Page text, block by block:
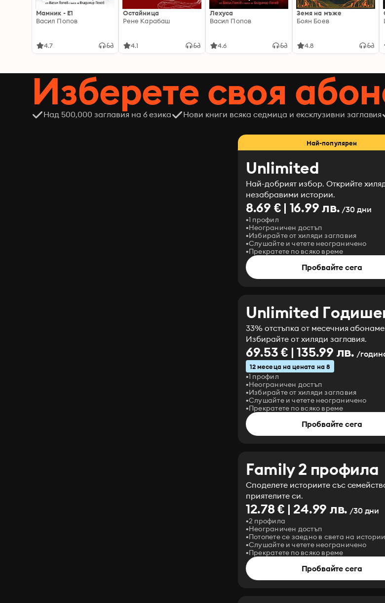
Мамник - E1
Васил Попов
4.7
Остайница
Рене Карабаш
4.1
Лехуса
Васил Попов
4.6
Земя на мъже
Боян Боев
4.8
Изберете своя
Над 500,000 заглавия на 6 езика Нови книги всяка седмица и ексклузивни заглавия
Най-популярен
Unlimited
Най-добрият избор. Открийте
незабравими истории.
8.69 € | 16.99 лв. /30 дни
1 профил
Неограничен достъп
Избирайте от хиляди заглавия
Слушайте и четете неограничено
Прекратете по всяко време
Пробвайте сега
Unlimited
33% отстъпка от месечния
Избирайте от хиляди заглавия.
69.53 € | 135.99 лв. /
12 месеца на цената на 8
1 профил
Неограничен достъп
Избирайте от хиляди заглавия
Слушайте и четете неограничено
Прекратете по всяко време
Пробвайте сега
Family 2 профила
Споделете историите със
приятелите си.
12.78 € | 24.99 лв. /30 дни
2 профила
Неограничен достъп
Потопете се заедно в света на
Слушайте и четете неограничено
Прекратете по всяко време
Пробвайте сега